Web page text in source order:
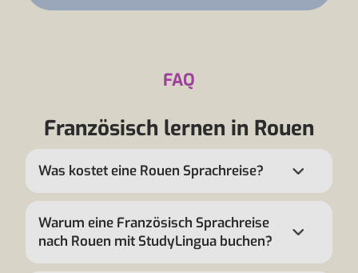
FAQ
Französisch lernen in Rouen
Was kostet eine Rouen Sprachreise?
Warum eine Französisch Sprachreise
nach Rouen mit StudyLingua buchen?